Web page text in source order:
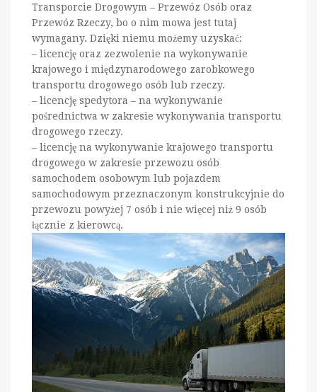
Transporcie Drogowym – Przewóz Osób oraz
Przewóz Rzeczy, bo o nim mowa jest tutaj
wymagany. Dzięki niemu możemy uzyskać:
– licencję oraz zezwolenie na wykonywanie
krajowego i międzynarodowego zarobkowego
transportu drogowego osób lub rzeczy.
– licencję spedytora – na wykonywanie
pośrednictwa w zakresie wykonywania transportu
drogowego rzeczy.
– licencję na wykonywanie krajowego transportu
drogowego w zakresie przewozu osób
samochodem osobowym lub pojazdem
samochodowym przeznaczonym konstrukcyjnie do
przewozu powyżej 7 osób i nie więcej niż 9 osób
łącznie z kierowcą.